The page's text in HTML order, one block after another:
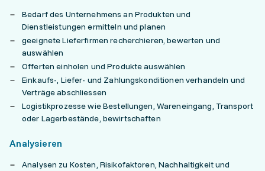
Bedarf des Unternehmens an Produkten und
Dienstleistungen ermitteln und planen
geeignete Lieferfirmen recherchieren, bewerten und
auswählen
Offerten einholen und Produkte auswählen
Einkaufs-, Liefer- und Zahlungskonditionen verhandeln und
Verträge abschliessen
Logistikprozesse wie Bestellungen, Wareneingang, Transport
oder Lagerbestände, bewirtschaften
Analysieren
Analysen zu Kosten, Risikofaktoren, Nachhaltigkeit und